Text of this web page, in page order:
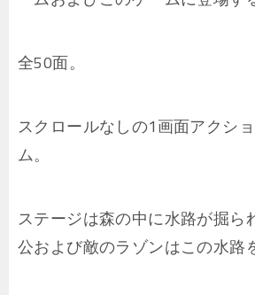
全50面。
スクロールなしの1画面アクシ
ム。
ステージは森の中に水路が掘ら
公および敵のラゾンはこの水路